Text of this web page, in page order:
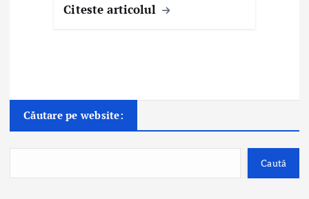
Citeste articolul
Căutare pe website:
Caută